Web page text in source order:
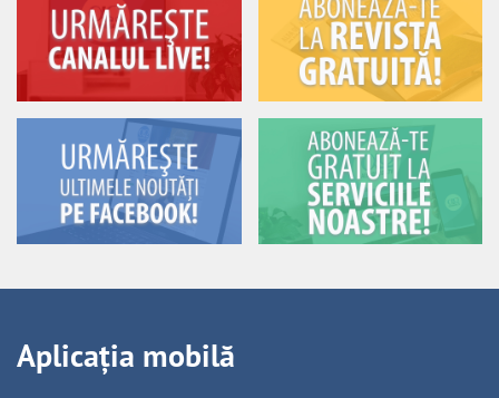
Aplicația mobilă